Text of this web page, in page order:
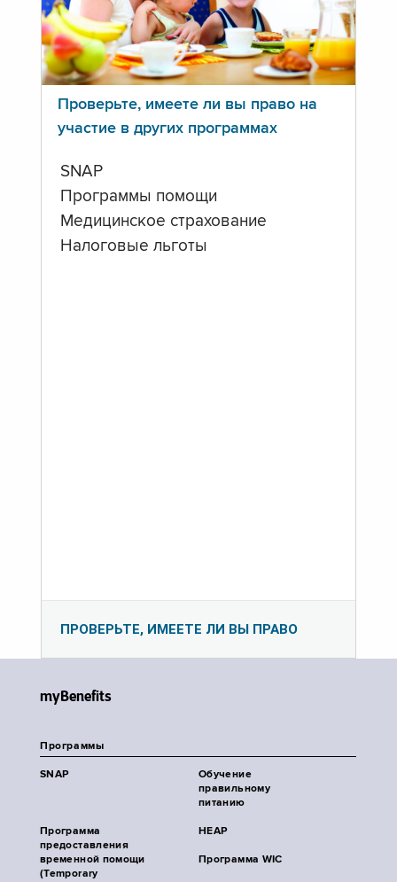
Проверьте, имеете ли вы право на
участие в других программах
SNAP
Программы помощи
Медицинское страхование
Налоговые льготы
ПРОВЕРЬТЕ, ИМЕЕТЕ ЛИ ВЫ ПРАВО
myBenefits
Программы
SNAP
Обучение
правильному
питанию
Программа
предоставления
временной помощи
(Temporary
HEAP
Программа WIC